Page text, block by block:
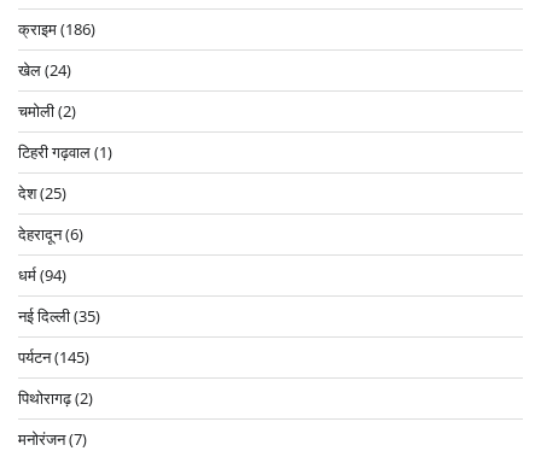
क्राइम(186)
खेल(24)
चमोली(2)
टिहरी गढ़वाल(1)
देश(25)
देहरादून(6)
धर्म(94)
नई दिल्ली(35)
पर्यटन(145)
पिथोरागढ़(2)
मनोरंजन(7)